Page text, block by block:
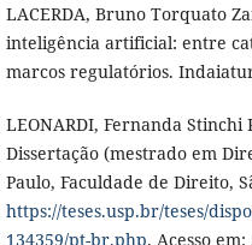
LACERDA, Bruno Torquato
inteligência artificial: entre
marcos regulatórios.
LEONARDI, Fernanda Stinchi
Dissertação (mestrado em
Paulo, Faculdade de Direito,
https://teses.usp.br/teses/
134359/pt-br.php. Acesso